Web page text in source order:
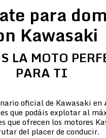
para
Kawasaki
LA MOTO
PARA TI
oficial de Kawasaki en
que podáis explotar al
que ofrecen los motores
del placer de conducir.